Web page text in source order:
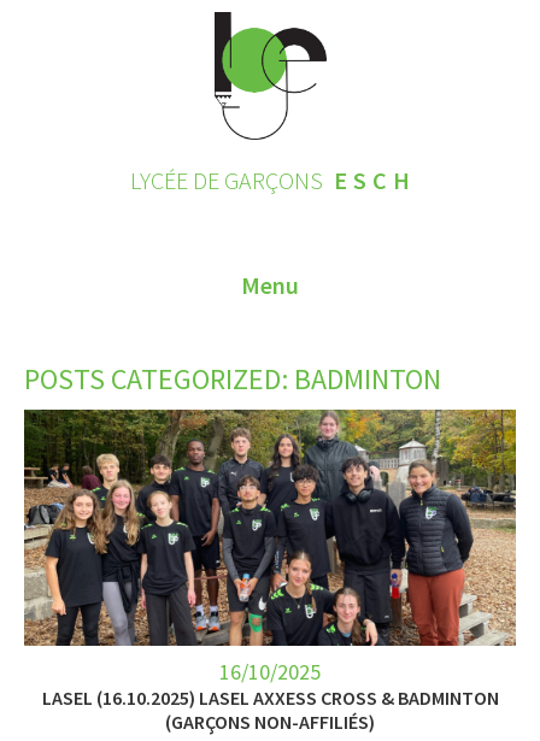
LYCÉE DE GARÇONS ESCH
Menu
CONTACT
INSCRIPTIONS 2026
LE LYCÉE
LET’S GO SCIENCE
ACTUALITÉ
ACTIVITÉS
POSTS CATEGORIZED: BADMINTON
16/10/2025
LASEL (16.10.2025) LASEL AXXESS CROSS & BADMINTON
(GARÇONS NON-AFFILIÉS)